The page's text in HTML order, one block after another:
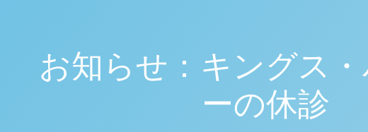
お知らせ：キングス
ーの休診